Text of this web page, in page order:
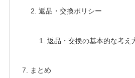
返品・交換ポリシー
返品・交換の基本的な考え
まとめ